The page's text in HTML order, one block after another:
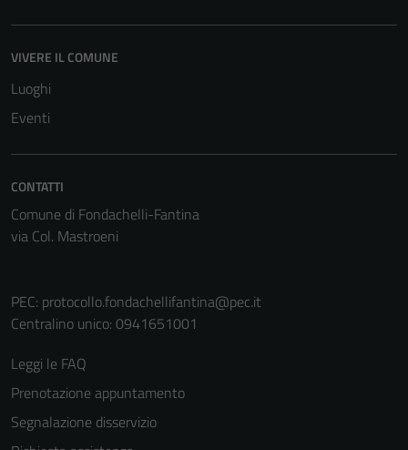
VIVERE IL COMUNE
Luoghi
Eventi
CONTATTI
Comune di Fondachelli-Fantina
via Col. Mastroeni
PEC: protocollo.fondachellifantina@pec.it
Centralino unico: 0941651001
Leggi le FAQ
Prenotazione appuntamento
Segnalazione disservizio
disabilitati.